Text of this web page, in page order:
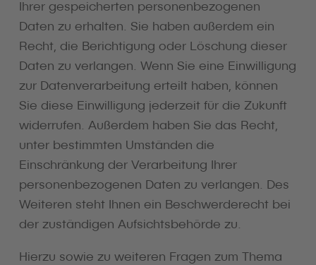
Ihrer gespeicherten personenbezogenen
Daten zu erhalten. Sie haben außerdem ein
Recht, die Berichtigung oder Löschung dieser
Daten zu verlangen. Wenn Sie eine Einwilligung
zur Datenverarbeitung erteilt haben, können
Sie diese Einwilligung jederzeit für die Zukunft
widerrufen. Außerdem haben Sie das Recht,
unter bestimmten Umständen die
Einschränkung der Verarbeitung Ihrer
personenbezogenen Daten zu verlangen. Des
Weiteren steht Ihnen ein Beschwerderecht bei
der zuständigen Aufsichtsbehörde zu.
Hierzu sowie zu weiteren Fragen zum Thema